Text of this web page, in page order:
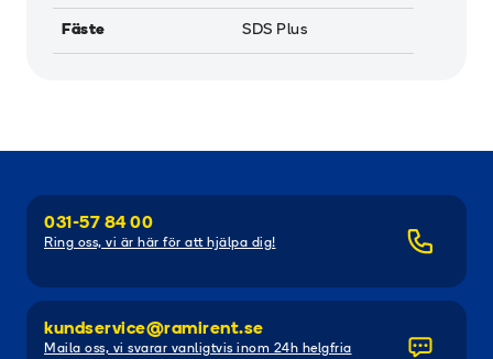
Fäste SDS Plus
031-57 84 00
Ring oss, vi är här för att hjälpa dig!
kundservice@ramirent.se
Maila oss, vi svarar vanligtvis inom 24h helgfria